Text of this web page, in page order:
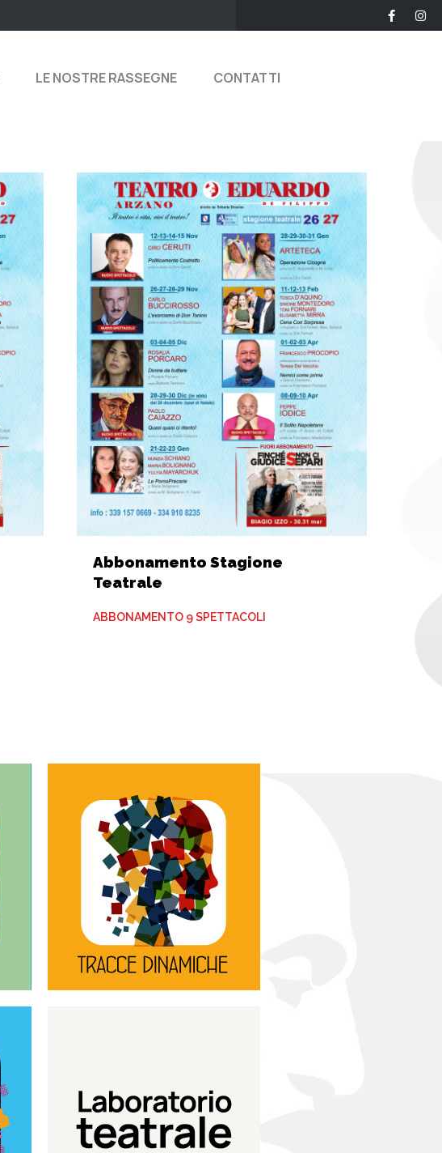
LE NOSTRE RASSEGNE CONTATTI
Abbonamento Stagione
Teatrale
ABBONAMENTO 9 SPETTACOLI
Tracce dinamiche
Tracce Dinamiche è una
rassegna di teatro
d’innovazione e sperimentale.
Continua
Laboratorio di teatro del
Teatro Eduardo de Filippo